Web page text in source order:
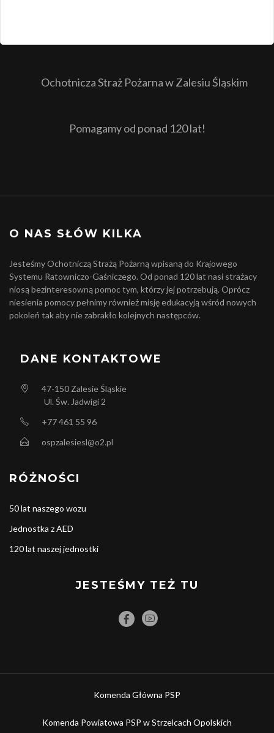
Ochotnicza Straż Pożarna w Zalesiu Śląskim
Pomagamy od ponad 120 lat!
O NAS SŁÓW KILKA
Jesteśmy Ochotniczą Strażą Pożarną wpisaną do Krajowego
Systemu Ratowniczo-Gaśniczego. Od ponad 120 lat nasi strażacy
niosą bezinteresowną pomoc tym, którzy jej potrzebują. Oprócz
niesienia pomocy pełnimy również misję edukacyją wśród nowych
pokoleń tak aby nie zabrakło kolejnych następców.
DANE KONTAKTOWE
47-150 Zalesie Śląskie
Ul. Św. Jadwigi 2
+77 461 55 96
ospzalesiesl@o2.pl
RÓŻNOŚCI
50 lat naszego wozu
Jednostka z AED
120 lat naszej jednostki
JESTEŚMY TEŻ TU
Komenda Główna PSP
Komenda Powiatowa PSP w Strzelcach Opolskich